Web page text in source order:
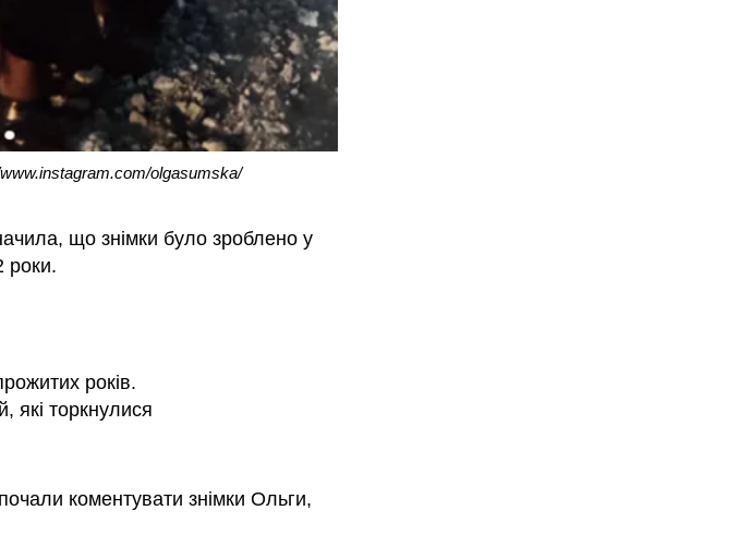
olgasumska/
що знімки було зроблено у
роки.
років.
які торкнулися
коментувати знімки Ольги,